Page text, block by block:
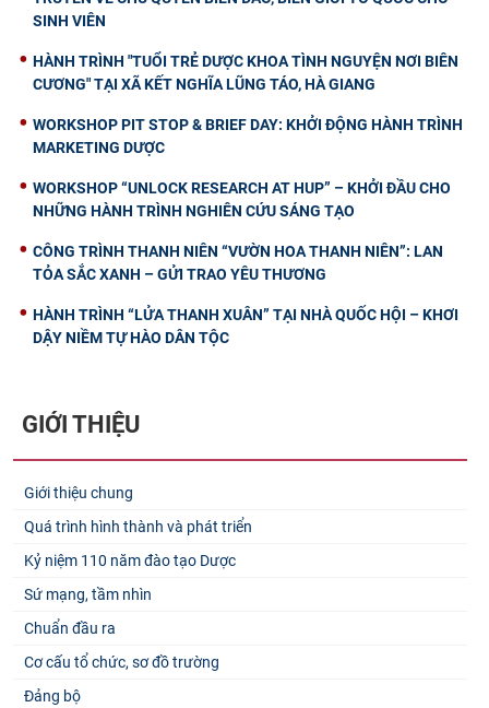
SINH VIÊN
HÀNH TRÌNH "TUỔI TRẺ DƯỢC KHOA TÌNH NGUYỆN NƠI BIÊN
CƯƠNG" TẠI XÃ KẾT NGHĨA LŨNG TÁO, HÀ GIANG
WORKSHOP PIT STOP & BRIEF DAY: KHỞI ĐỘNG HÀNH TRÌNH
MARKETING DƯỢC
WORKSHOP “UNLOCK RESEARCH AT HUP” – KHỞI ĐẦU CHO
NHỮNG HÀNH TRÌNH NGHIÊN CỨU SÁNG TẠO
CÔNG TRÌNH THANH NIÊN “VƯỜN HOA THANH NIÊN”: LAN
TỎA SẮC XANH – GỬI TRAO YÊU THƯƠNG
HÀNH TRÌNH “LỬA THANH XUÂN” TẠI NHÀ QUỐC HỘI – KHƠI
DẬY NIỀM TỰ HÀO DÂN TỘC
GIỚI THIỆU
Giới thiệu chung
Quá trình hình thành và phát triển
Kỷ niệm 110 năm đào tạo Dược
Sứ mạng, tầm nhìn
Chuẩn đầu ra
Cơ cấu tổ chức, sơ đồ trường
Đảng bộ